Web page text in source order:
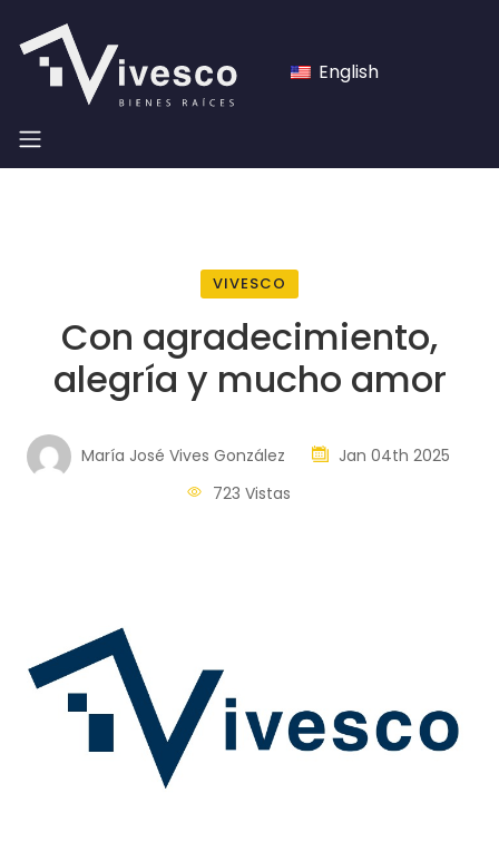
English
VIVESCO
Con agradecimiento,
alegría y mucho amor
María José Vives González
Jan 04th 2025
723 Vistas